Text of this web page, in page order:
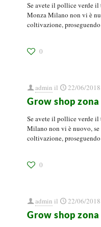
Se avete il pollice verde
Monza Milano non vi è
coltivazione,
0
admin il 22/06/2018
Grow shop
Se avete il pollice verde il
Milano non vi è nuovo,
coltivazione,
0
admin il 22/06/2018
Grow shop